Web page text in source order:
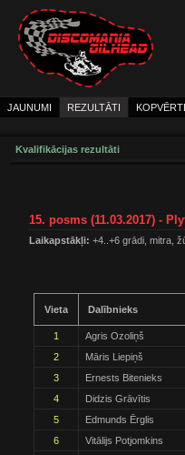
JAUNUMI REZULTĀTI
Kvalifikācijas rezultāti
15. posms (11.03.2017) -
Laikapstākļi: +4..+6 grādi, mitra,
Vieta Dalībnieks
1
Agris Ozoliņš
2
Māris Liepiņš
3
Ernests Bitenieks
4
Didzis Grāvītis
5
Edmunds Ērglis
6
Vitālijs Potjomkins